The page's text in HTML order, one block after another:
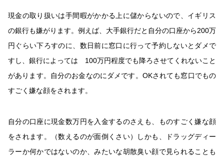
現金の取り扱いは手間暇がかかる上に儲からないので、イギリス
の銀行も嫌がります。例えば、大手銀行だと自分の口座から200万
円ぐらい下ろすのに、数日前に窓口に行って予約しないとダメで
すし、銀行によっては 100万円程度でも降ろさせてくれないこと
があります。自分のお金なのにダメです。OKされても窓口でもの
すごく嫌な顔をされます。
自分の口座に現金数万円を入金するのさえも、ものすごく嫌な顔
をされます。（数えるのが面倒くさい）しかも、ドラッグディー
ラーか何かではないのか、みたいな胡散臭い顔で見られることも